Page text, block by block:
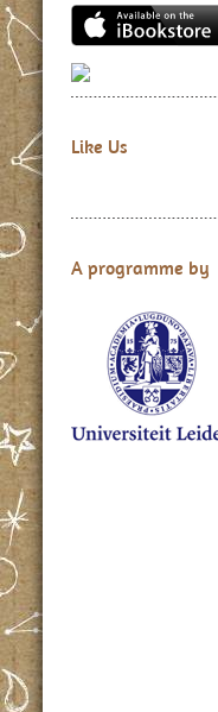
Like Us
A programme by